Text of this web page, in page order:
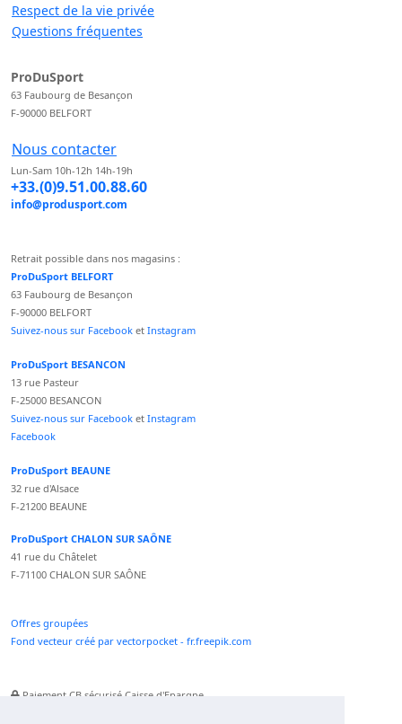
Respect de la vie privée
Questions fréquentes
ProDuSport
63 Faubourg de Besançon
F-90000 BELFORT
Nous contacter
Lun-Sam 10h-12h 14h-19h
+33.(0)9.51.00.88.60
info@produsport.com
Retrait possible dans nos magasins :
ProDuSport BELFORT
63 Faubourg de Besançon
F-90000 BELFORT
Suivez-nous sur Facebook et Instagram
ProDuSport BESANCON
13 rue Pasteur
F-25000 BESANCON
Suivez-nous sur Facebook et Instagram
Facebook
ProDuSport BEAUNE
32 rue d'Alsace
F-21200 BEAUNE
ProDuSport CHALON SUR SAÔNE
41 rue du Châtelet
F-71100 CHALON SUR SAÔNE
Offres groupées
Fond vecteur créé par vectorpocket - fr.freepik.com
Paiement CB sécurisé Caisse d'Epargne